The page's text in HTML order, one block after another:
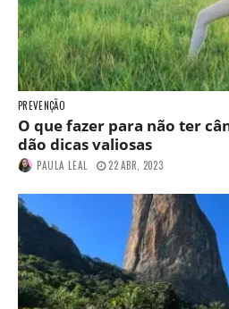
PREVENÇÃO
O que fazer para não ter
dão dicas valiosas
PAULA LEAL 22 ABR, 2023